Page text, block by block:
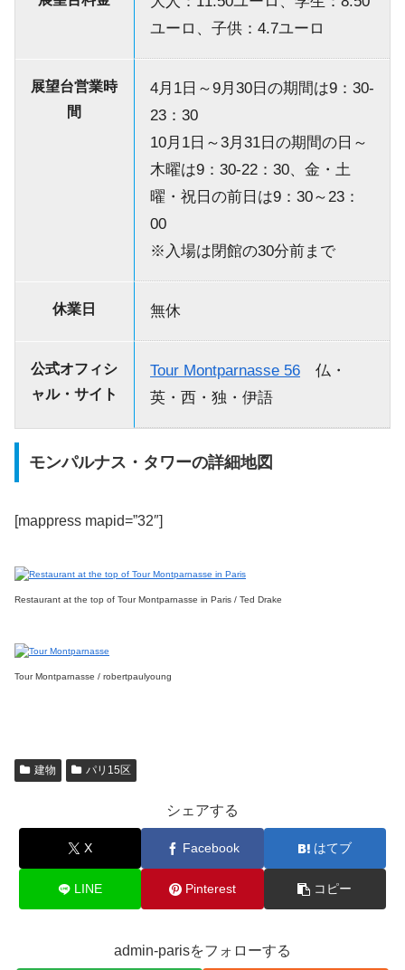
ユーロ、子供：4.7ユーロ
展望台営業時
間
4月1日～9月30日の期間は9：30-
23：30
10月1日～3月31日の期間の日～
木曜は9：30-22：30、金・土
曜・祝日の前日は9：30～23：
00
※入場は閉館の30分前まで
休業日 無休
公式オフィシ
ャル・サイト
Tour Montparnasse 56 仏・
英・西・独・伊語
モンパルナス・タワーの詳細地図
[mappress mapid=”32″]
Restaurant at the top of Tour Montparnasse in Paris / Ted Drake
Tour Montparnasse / robertpaulyoung
建物 パリ15区
シェアする
X Facebook はてブ
LINE Pinterest コピー
admin-parisをフォローする